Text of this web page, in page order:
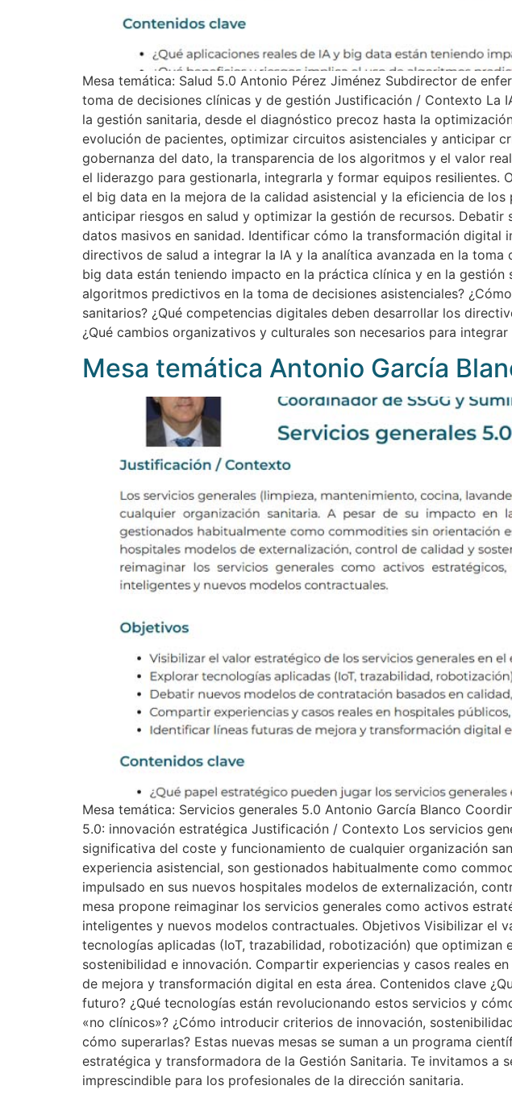
Mesa temática: Salud 5.0 Antonio Pérez Jiménez Subdirector de
toma de decisiones clínicas y de gestión Justificación / Contexto La
la gestión sanitaria, desde el diagnóstico precoz hasta la
evolución de pacientes, optimizar circuitos asistenciales y anticipar
gobernanza del dato, la transparencia de los algoritmos y el valor
el liderazgo para gestionarla, integrarla y formar equipos
el big data en la mejora de la calidad asistencial y la eficiencia de
anticipar riesgos en salud y optimizar la gestión de recursos.
datos masivos en sanidad. Identificar cómo la transformación digital
directivos de salud a integrar la IA y la analítica avanzada en la
big data están teniendo impacto en la práctica clínica y en la
algoritmos predictivos en la toma de decisiones asistenciales?
sanitarios? ¿Qué competencias digitales deben desarrollar los
¿Qué cambios organizativos y culturales son necesarios para
Mesa temática Antonio García
Mesa temática: Servicios generales 5.0 Antonio García Blanco
5.0: innovación estratégica Justificación / Contexto Los servicios
significativa del coste y funcionamiento de cualquier organización
experiencia asistencial, son gestionados habitualmente como
impulsado en sus nuevos hospitales modelos de externalización,
mesa propone reimaginar los servicios generales como activos
inteligentes y nuevos modelos contractuales. Objetivos Visibilizar el
tecnologías aplicadas (IoT, trazabilidad, robotización) que
sostenibilidad e innovación. Compartir experiencias y casos reales
de mejora y transformación digital en esta área. Contenidos clave
futuro? ¿Qué tecnologías están revolucionando estos servicios y
«no clínicos»? ¿Cómo introducir criterios de innovación,
cómo superarlas? Estas nuevas mesas se suman a un programa
estratégica y transformadora de la Gestión Sanitaria. Te invitamos
imprescindible para los profesionales de la dirección sanitaria.